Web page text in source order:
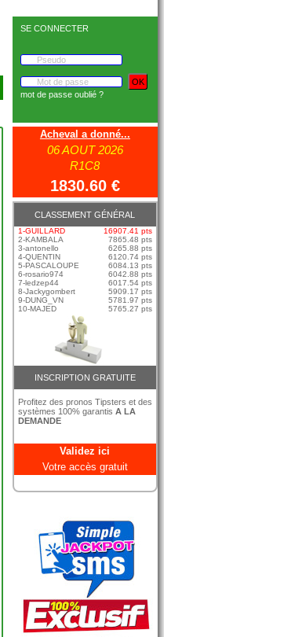
SE CONNECTER
mot de passe oublié ?
Acheval a donné...
06 AOUT 2026
R1C8
1830.60 €
CLASSEMENT GÉNÉRAL
1-GUILLARD
16907.41 pts
2-KAMBALA
7865.48 pts
3-antonello
6265.88 pts
4-QUENTIN
6120.74 pts
5-PASCALOUPE
6084.13 pts
6-rosario974
6042.88 pts
7-ledzep44
6017.54 pts
8-Jackygombert
5909.17 pts
9-DUNG_VN
5781.97 pts
10-MAJED
5765.27 pts
INSCRIPTION GRATUITE
Profitez des pronos Tipsters et des
systèmes 100% garantis A LA
DEMANDE
Validez ici
Votre accès gratuit